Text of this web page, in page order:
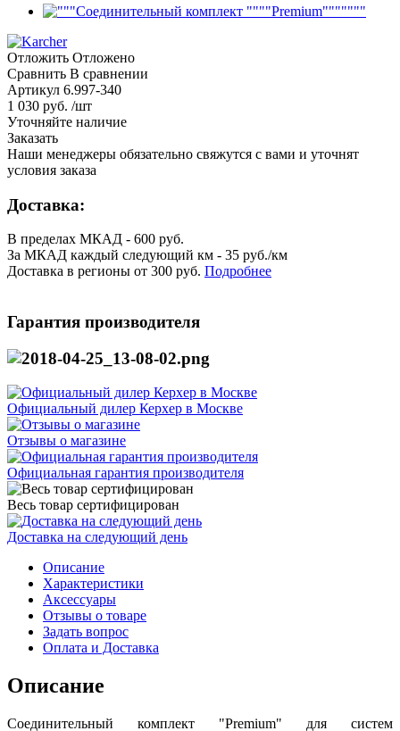
Отложить Отложено
Сравнить В сравнении
Артикул 6.997-340
1 030 руб. /шт
Уточняйте наличие
Заказать
Наши менеджеры обязательно свяжутся с вами и уточнят
условия заказа
Доставка:
В пределах МКАД - 600 руб.
За МКАД каждый следующий км - 35 руб./км
Доставка в регионы от 300 руб. Подробнее
Гарантия производителя
Официальный дилер Керхер в Москве
Отзывы о магазине
Официальная гарантия производителя
Весь товар сертифицирован
Доставка на следующий день
Описание
Характеристики
Аксессуары
Отзывы о товаре
Задать вопрос
Оплата и Доставка
Описание
Соединительный комплект "Premium" для систем